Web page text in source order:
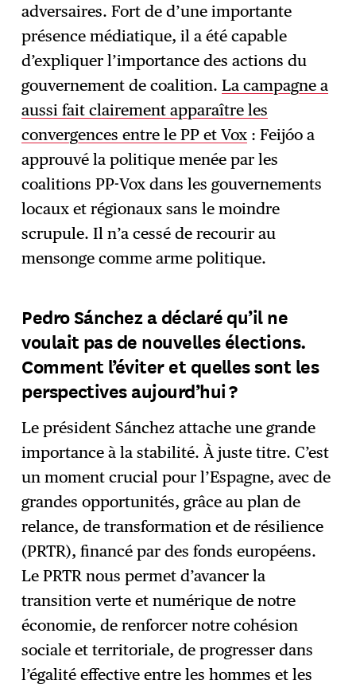
adversaires. Fort de d’une importante
présence médiatique, il a été capable
d’expliquer l’importance des actions du
gouvernement de coalition.La campagne a
aussi fait clairement apparaître les
convergences entre le PP et Vox : Feijóo a
approuvé la politique menée par les
coalitions PP-Vox dans les gouvernements
locaux et régionaux sans le moindre
scrupule. Il n’a cessé de recourir au
mensonge comme arme politique.
Pedro Sánchez a déclaré qu’il ne
voulait pas de nouvelles élections.
Comment l’éviter et quelles sont les
perspectives aujourd’hui ?
Le président Sánchez attache une grande
importance à la stabilité. À juste titre. C’est
un moment crucial pour l’Espagne, avec de
grandes opportunités, grâce au plan de
relance, de transformation et de résilience
(PRTR), financé par des fonds européens.
Le PRTR nous permet d’avancer la
transition verte et numérique de notre
économie, de renforcer notre cohésion
sociale et territoriale, de progresser dans
l’égalité effective entre les hommes et les